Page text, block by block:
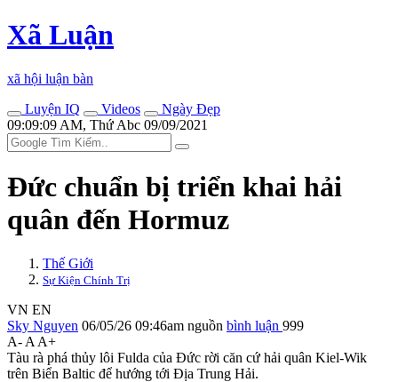
Xã Luận
xã hội luận bàn
Luyện IQ
Videos
Ngày Đẹp
09:09:09 AM, Thứ Abc 09/09/2021
Đức chuẩn bị triển khai hải
quân đến Hormuz
Thế Giới
Sự Kiện Chính Trị
VN EN
Sky Nguyen 06/05/26 09:46am nguồn bình luận 999
A- A A+
Tàu rà phá thủy lôi Fulda của Đức rời căn cứ hải quân Kiel-Wik
trên Biển Baltic để hướng tới Địa Trung Hải.